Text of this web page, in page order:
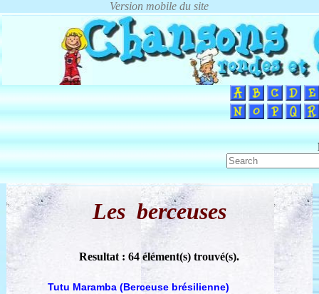
Les berceuses
Resultat : 64 élément(s) trouvé(s).
Tutu Maramba (Berceuse brésilienne)